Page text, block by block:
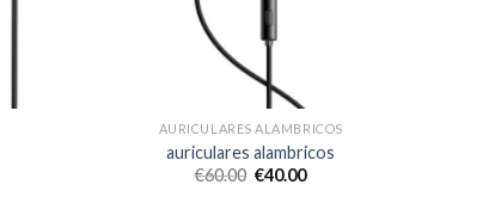
AURICULARES ALAMBRICOS
auriculares alambricos
€60.00 €40.00